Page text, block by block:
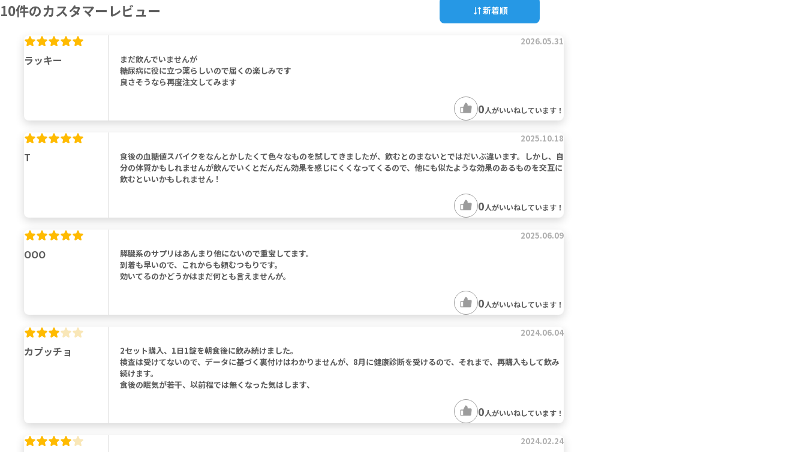
10件のカスタマーレビュー 新着順
ラッキー
2026.05.31
まだ飲んでいませんが
糖尿病に役に立つ薬らしいので届くの楽しみです
良さそうなら再度注文してみます
0人がいいねしています！
T
2025.10.18
食後の血糖値スパイクをなんとかしたくて色々なものを試してきましたが、飲むとのまないとではだいぶ違います。しかし、自
分の体質かもしれませんが飲んでいくとだんだん効果を感じにくくなってくるので、他にも似たような効果のあるものを交互に
飲むといいかもしれません！
0人がいいねしています！
OOO
2025.06.09
膵臓系のサプリはあんまり他にないので重宝してます。
到着も早いので、これからも頼むつもりです。
効いてるのかどうかはまだ何とも言えませんが。
0人がいいねしています！
カプッチョ
2024.06.04
2セット購入、1日1錠を朝食後に飲み続けました。
検査は受けてないので、データに基づく裏付けはわかりませんが、8月に健康診断を受けるので、それまで、再購入もして飲み
続けます。
食後の眠気が若干、以前程では無くなった気はします、
0人がいいねしています！
2024.02.24